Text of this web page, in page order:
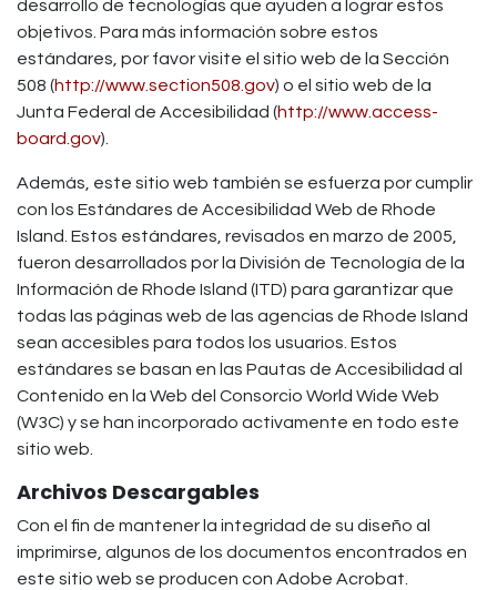
desarrollo de tecnologías que ayuden a lograr estos
objetivos. Para más información sobre estos
estándares, por favor visite el sitio web de la Sección
508 (http://www.section508.gov) o el sitio web de la
Junta Federal de Accesibilidad (http://www.access-
board.gov).
Además, este sitio web también se esfuerza por cumplir
con los Estándares de Accesibilidad Web de Rhode
Island. Estos estándares, revisados en marzo de 2005,
fueron desarrollados por la División de Tecnología de la
Información de Rhode Island (ITD) para garantizar que
todas las páginas web de las agencias de Rhode Island
sean accesibles para todos los usuarios. Estos
estándares se basan en las Pautas de Accesibilidad al
Contenido en la Web del Consorcio World Wide Web
(W3C) y se han incorporado activamente en todo este
sitio web.
Archivos Descargables
Con el fin de mantener la integridad de su diseño al
imprimirse, algunos de los documentos encontrados en
este sitio web se producen con Adobe Acrobat.